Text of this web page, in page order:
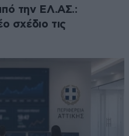
την ΕΛ.ΑΣ.:
σχέδιο τις